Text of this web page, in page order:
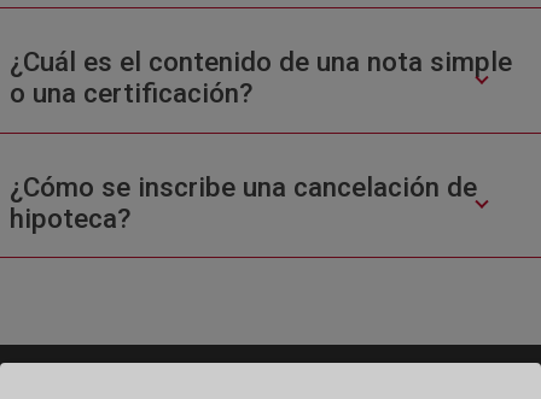
¿Cuál es el contenido de una nota simple
o una certificación?
¿Cómo se inscribe una cancelación de
hipoteca?